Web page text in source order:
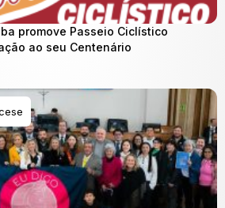
promove Passeio Ciclístico
ao seu Centenário